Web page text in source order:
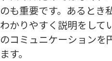
のも重要です。あるとき
わかりやすく説明をして
のコミュニケーションを
ます。